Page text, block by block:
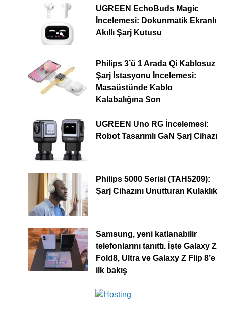
UGREEN EchoBuds Magic
İncelemesi: Dokunmatik Ekranlı
Akıllı Şarj Kutusu
Philips 3’ü 1 Arada Qi Kablosuz
Şarj İstasyonu İncelemesi:
Masaüstünde Kablo
Kalabalığına Son
UGREEN Uno RG İncelemesi:
Robot Tasarımlı GaN Şarj Cihazı
Philips 5000 Serisi (TAH5209):
Şarj Cihazını Unutturan Kulaklık
Samsung, yeni katlanabilir
telefonlarını tanıttı. İşte Galaxy Z
Fold8, Ultra ve Galaxy Z Flip 8’e
ilk bakış